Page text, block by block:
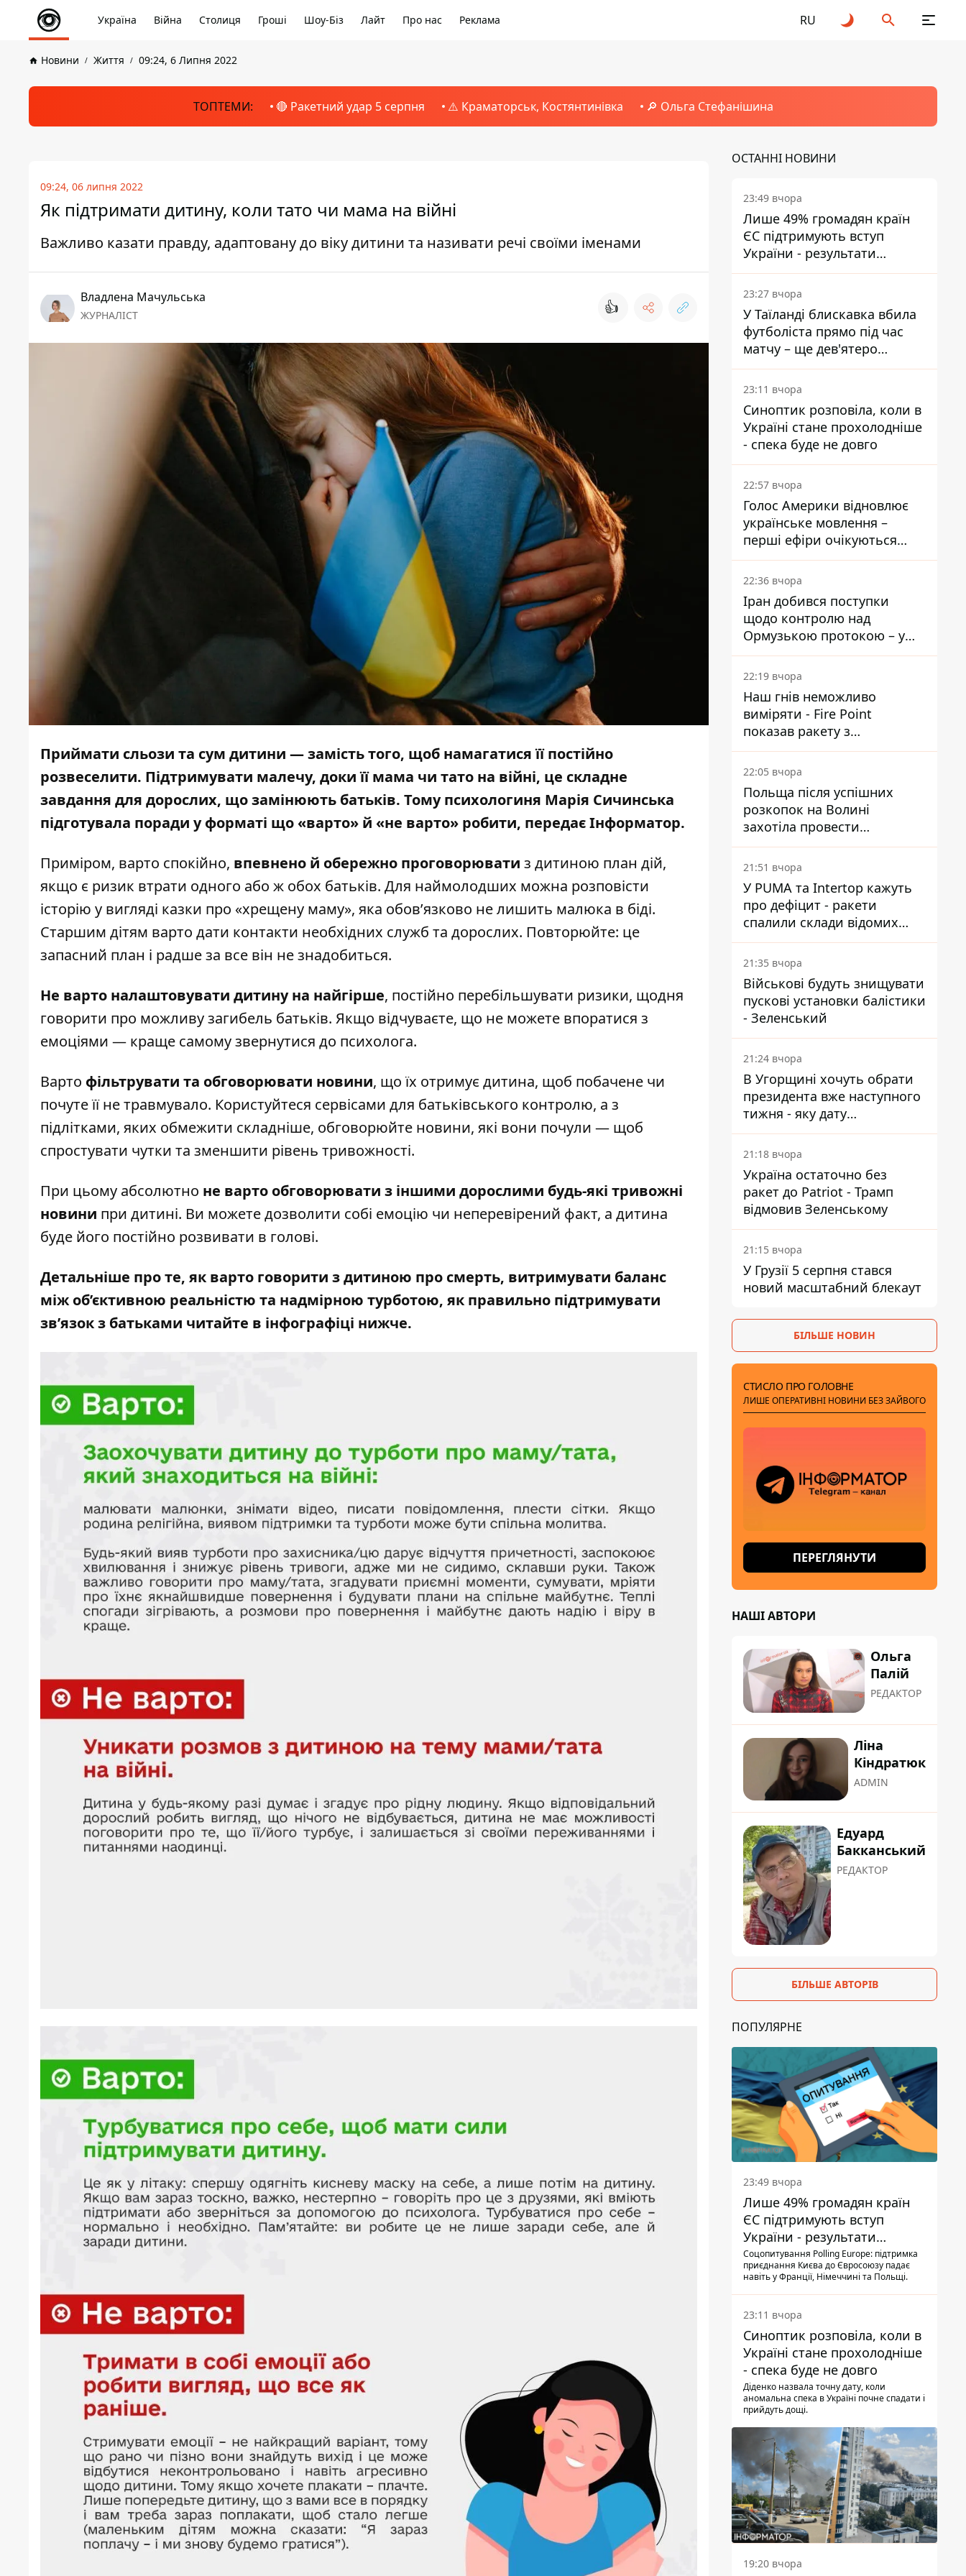
Україна Війна Столиця Гроші Шоу-Біз Лайт Про нас Реклама RU
Новини Життя 09:24, 6 Липня 2022
ТОПТЕМИ: 🔴 Ракетний удар 5 серпня ⚠️ Краматорськ, Костянтинівка 🔎 Ольга Стефанішина
09:24, 06 липня 2022
Як підтримати дитину, коли тато чи мама на війні
Важливо казати правду, адаптовану до віку дитини та називати речі своїми іменами
Владлена Мачульська
ЖУРНАЛІСТ 👍
Приймати сльози та сум дитини — замість того, щоб намагатися її постійно
розвеселити. Підтримувати малечу, доки її мама чи тато на війні, це складне
завдання для дорослих, що замінюють батьків. Тому психологиня Марія Сичинська
підготувала поради у форматі що «варто» й «не варто» робити, передаєІнформатор.
Приміром, варто спокійно, впевнено й обережно проговорювати з дитиною план дій,
якщо є ризик втрати одного або ж обох батьків. Для наймолодших можна розповісти
історію у вигляді казки про «хрещену маму», яка обов’язково не лишить малюка в біді.
Старшим дітям варто дати контакти необхідних служб та дорослих. Повторюйте: це
запасний план і радше за все він не знадобиться.
Не варто налаштовувати дитину на найгірше, постійно перебільшувати ризики, щодня
говорити про можливу загибель батьків. Якщо відчуваєте, що не можете впоратися з
емоціями — краще самому звернутися до психолога.
Варто фільтрувати та обговорювати новини, що їх отримує дитина, щоб побачене чи
почуте її не травмувало. Користуйтеся сервісами для батьківського контролю, а з
підлітками, яких обмежити складніше, обговорюйте новини, які вони почули — щоб
спростувати чутки та зменшити рівень тривожності.
При цьому абсолютно не варто обговорювати з іншими дорослими будь-які тривожні
новини при дитині. Ви можете дозволити собі емоцію чи неперевірений факт, а дитина
буде його постійно розвивати в голові.
Детальніше про те, як варто говорити з дитиною про смерть, витримувати баланс
між об’єктивною реальністю та надмірною турботою, як правильно підтримувати
зв’язок з батьками читайте в інфографіці нижче.
ОСТАННІ НОВИНИ
23:49 вчора
Лише 49% громадян країн
ЄС підтримують вступ
України - результати
опитування
23:27 вчора
У Таїланді блискавка вбила
футболіста прямо під час
матчу – ще дев'ятеро
постраждали
23:11 вчора
Синоптик розповіла, коли в
Україні стане прохолодніше
- спека буде не довго
22:57 вчора
Голос Америки відновлює
українське мовлення –
перші ефіри очікуються
наступного тижня
22:36 вчора
Іран добився поступки
щодо контролю над
Ормузькою протокою – у
Reuters розкрили деталі
22:19 вчора
Наш гнів неможливо
виміряти - Fire Point
показав ракету з
загадковою позначкою 723
22:05 вчора
Польща після успішних
розкопок на Волині
захотіла провести
ексгумацію у нових місцях
21:51 вчора
У PUMA та Intertop кажуть
про дефіцит - ракети
спалили склади відомих
брендів
21:35 вчора
Військові будуть знищувати
пускові установки балістики
- Зеленський
21:24 вчора
В Угорщині хочуть обрати
президента вже наступного
тижня - яку дату
пропонують
21:18 вчора
Україна остаточно без
ракет до Patriot - Трамп
відмовив Зеленському
21:15 вчора
У Грузії 5 серпня стався
новий масштабний блекаут
БІЛЬШЕ НОВИН
СТИСЛО ПРО ГОЛОВНЕ
ЛИШЕ ОПЕРАТИВНІ НОВИНИ БЕЗ ЗАЙВОГО
ПЕРЕГЛЯНУТИ
НАШІ АВТОРИ
Ольга
Палій
РЕДАКТОР
Ліна
Кіндратюк
ADMIN
Едуард
Бакканський
РЕДАКТОР
БІЛЬШЕ АВТОРІВ
ПОПУЛЯРНЕ
23:49 вчора
Лише 49% громадян країн
ЄС підтримують вступ
України - результати
опитування
Соцопитування Polling Europe: підтримка
приєднання Києва до Євросоюзу падає
навіть у Франції, Німеччині та Польщі.
23:11 вчора
Синоптик розповіла, коли в
Україні стане прохолодніше
- спека буде не довго
Діденко назвала точну дату, коли
аномальна спека в Україні почне спадати і
прийдуть дощі.
19:20 вчора